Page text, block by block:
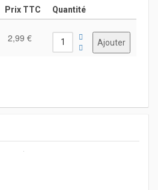
Prix TTC Quantité
2,99 €